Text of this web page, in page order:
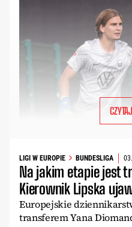
LIGI W EUROPIE BUNDESLIGA
Na jakim etapie jest
Kierownik Lipska
Europejskie
transferem Yana